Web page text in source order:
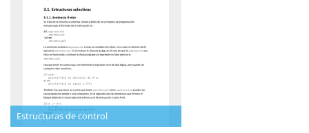
Estructuras de control